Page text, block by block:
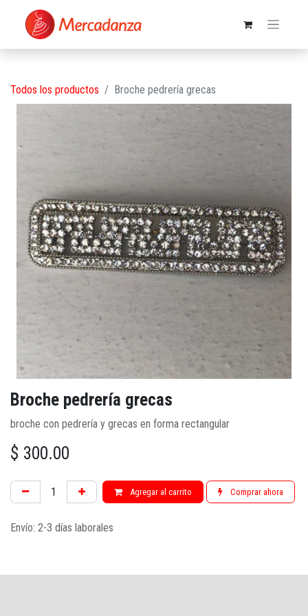
Todos los productos Broche pedrería grecas
Broche pedrería grecas
broche con pedrería y grecas en forma rectangular
$ 300.00
Agregar al carrito Comprar ahora
Envío: 2-3 días laborales